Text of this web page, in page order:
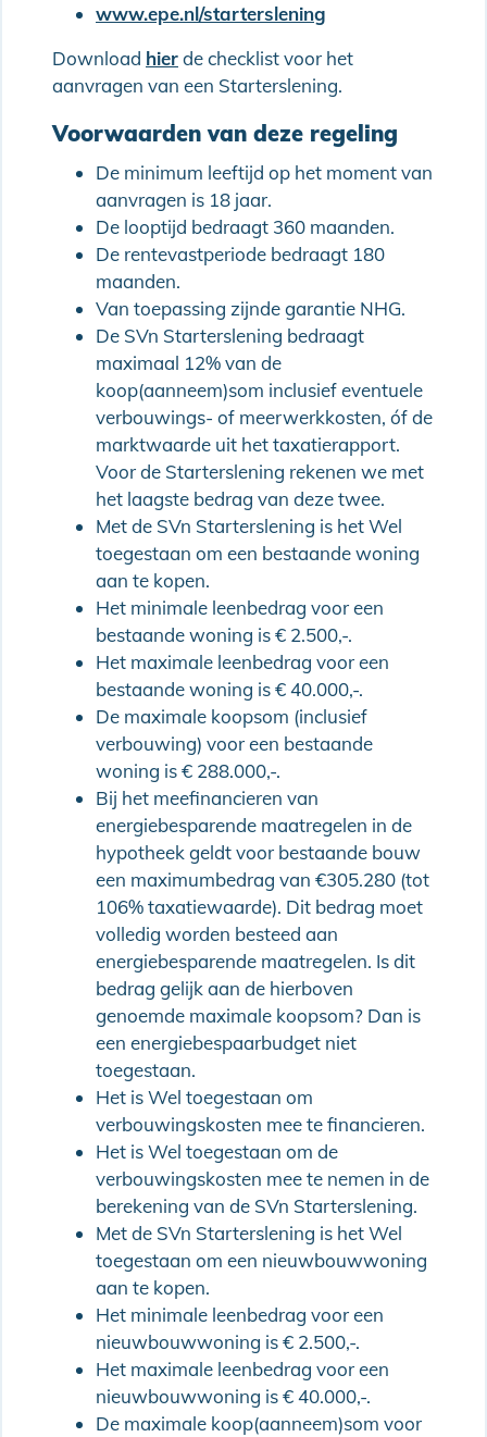
www.epe.nl/starterslening
Download hierde checklist voor het
aanvragen van een Starterslening.
Voorwaarden van deze regeling
De minimum leeftijd op het moment van
aanvragen is 18 jaar.
De looptijd bedraagt 360 maanden.
De rentevastperiode bedraagt 180
maanden.
Van toepassing zijnde garantie NHG.
De SVn Starterslening bedraagt
maximaal 12% van de
koop(aanneem)som inclusief eventuele
verbouwings- of meerwerkkosten, óf de
marktwaarde uit het taxatierapport.
Voor de Starterslening rekenen we met
het laagste bedrag van deze twee.
Met de SVn Starterslening is het Wel
toegestaan om een bestaande woning
aan te kopen.
Het minimale leenbedrag voor een
bestaande woning is € 2.500,-.
Het maximale leenbedrag voor een
bestaande woning is € 40.000,-.
De maximale koopsom (inclusief
verbouwing) voor een bestaande
woning is € 288.000,-.
Bij het meefinancieren van
energiebesparende maatregelen in de
hypotheek geldt voor bestaande bouw
een maximumbedrag van €305.280 (tot
106% taxatiewaarde). Dit bedrag moet
volledig worden besteed aan
energiebesparende maatregelen. Is dit
bedrag gelijk aan de hierboven
genoemde maximale koopsom? Dan is
een energiebespaarbudget niet
toegestaan.
Het is Wel toegestaan om
verbouwingskosten mee te financieren.
Het is Wel toegestaan om de
verbouwingskosten mee te nemen in de
berekening van de SVn Starterslening.
Met de SVn Starterslening is het Wel
toegestaan om een nieuwbouwwoning
aan te kopen.
Het minimale leenbedrag voor een
nieuwbouwwoning is € 2.500,-.
Het maximale leenbedrag voor een
nieuwbouwwoning is € 40.000,-.
De maximale koop(aanneem)som voor